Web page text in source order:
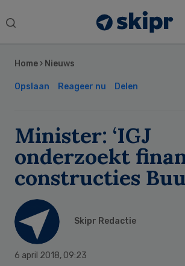
Search
Home › Nieuws
Opslaan Reageer nu Delen
Minister: ‘IGJ
onderzoekt
constructies
Skipr Redactie
6 april 2018, 09:23
Sidebar